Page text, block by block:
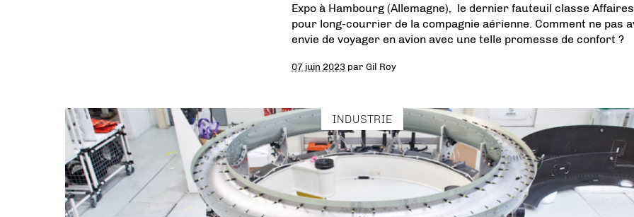
Expo à Hambourg (Allemagne), le dernier fauteuil classe Affaires
pour long-courrier de la compagnie aérienne. Comment ne pas
envie de voyager en avion avec une telle promesse de confort ?
07 juin 2023 parGil Roy
INDUSTRIE